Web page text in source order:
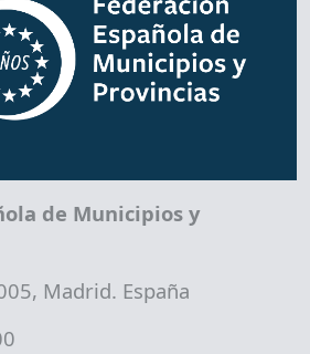
de Municipios y
Madrid. España